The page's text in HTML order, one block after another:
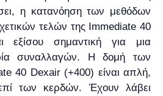
η κατανόηση των μεθόδων
τελών της Immediate 40
εξίσου σημαντική για μια
συναλλαγών. Η δομή των
40 Dexair (+400) είναι απλή,
των κερδών. Έχουν λάβει